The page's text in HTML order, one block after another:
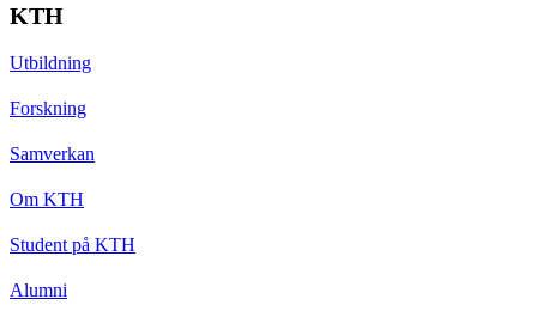
KTH
Utbildning
Forskning
Samverkan
Om KTH
Student på KTH
Alumni